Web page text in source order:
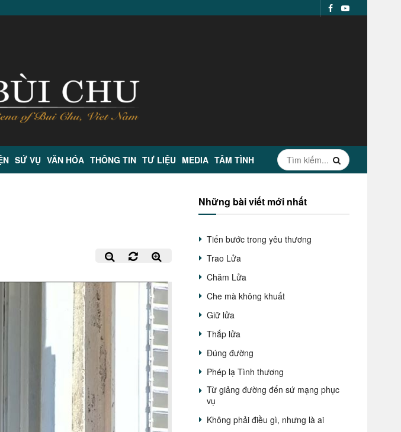
SỨ VỤ VĂN HÓA THÔNG TIN TƯ LIỆU MEDIA TÂM TÌNH
Những bài viết mới nhất
Tiến bước trong yêu thương
Trao Lửa
Chăm Lửa
Che mà không khuất
Giữ lửa
Thắp lửa
Đúng đường
Phép lạ Tình thương
Từ giảng đường đến sứ mạng phục
vụ
Không phải điều gì, nhưng là ai